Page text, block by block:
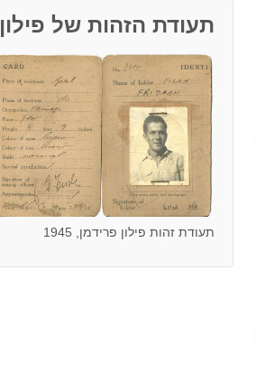
תעודת הזהות של פילון
תעודת זהות פילון פרידמן, 1945